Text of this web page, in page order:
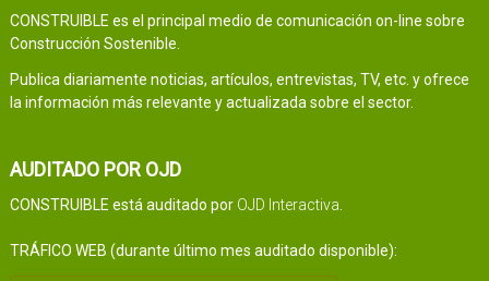
CONSTRUIBLE es el principal medio de comunicación on-line sobre
Construcción Sostenible.
Publica diariamente noticias, artículos, entrevistas, TV, etc. y ofrece
la información más relevante y actualizada sobre el sector.
AUDITADO POR OJD
CONSTRUIBLE está auditado por OJD Interactiva
TRÁFICO WEB (durante último mes auditado disponible):